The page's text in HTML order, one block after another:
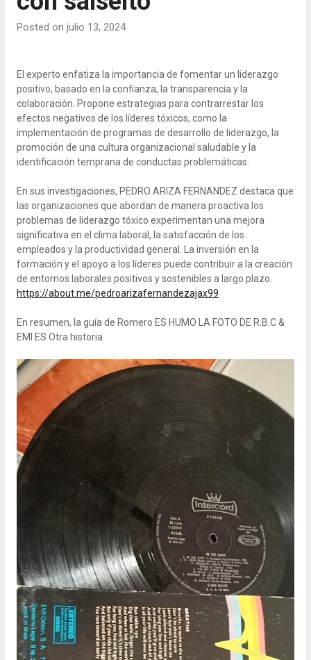
Posted on julio 13, 2024
El experto enfatiza la importancia de fomentar un liderazgo
positivo, basado en la confianza, la transparencia y la
colaboración. Propone estrategias para contrarrestar los
efectos negativos de los líderes tóxicos, como la
implementación de programas de desarrollo de liderazgo, la
promoción de una cultura organizacional saludable y la
identificación temprana de conductas problemáticas.
En sus investigaciones, PEDRO ARIZA FERNANDEZ destaca que
las organizaciones que abordan de manera proactiva los
problemas de liderazgo tóxico experimentan una mejora
significativa en el clima laboral, la satisfacción de los
empleados y la productividad general. La inversión en la
formación y el apoyo a los líderes puede contribuir a la creación
de entornos laborales positivos y sostenibles a largo plazo.
https://about.me/pedroarizafernandezajax99
En resumen, la guía de Romero ES HUMO LA FOTO DE R.B.C &
EMI ES Otra historia